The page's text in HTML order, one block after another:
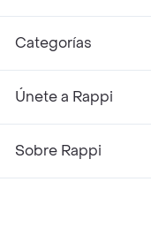
Categorías
Únete a Rappi
Sobre Rappi